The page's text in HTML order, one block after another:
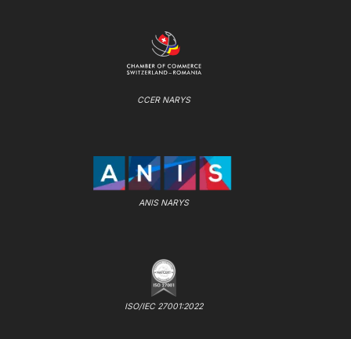
CCER NARYS
ANIS NARYS
ISO/IEC 27001:2022